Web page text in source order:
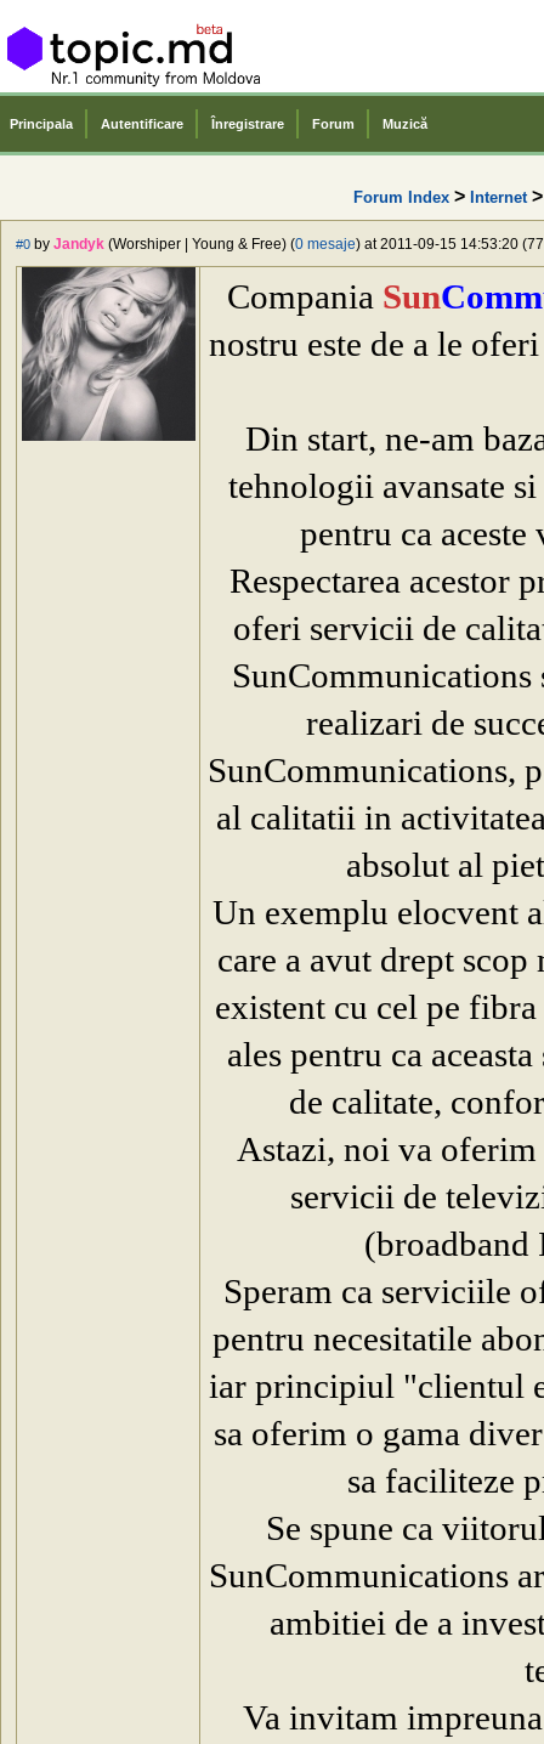
Principala Autentificare Înregistrare Forum Muzică
Forum Index> Internet
#0 by Jandyk (Worshiper | Young & Free) (0 mesaje) at 2011-09-15 14:53:20
Compania Sun
nostru este de a le
Din start, ne-am
tehnologii avansate
pentru ca
Respectarea acestor
oferi servicii de
realizari de
SunCommunications,
al calitatii in
absolut al
Un exemplu elocvent
care a avut drept
existent cu cel pe
ales pentru ca
de calitate,
Astazi, noi va oferim
servicii de
(broadband
Speram ca serviciile
pentru necesitatile
iar principiul "clientul
sa oferim o gama
sa faciliteze
Se spune ca
SunCommunications
ambitiei de a
Va invitam